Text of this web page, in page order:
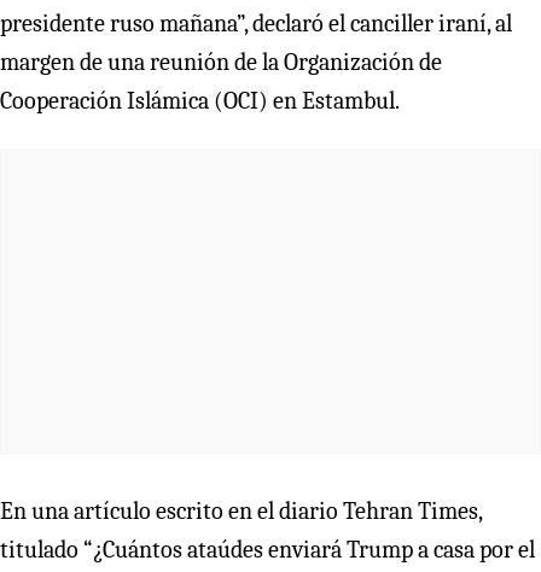
presidente ruso mañana”, declaró el canciller iraní, al
margen de una reunión de la Organización de
Cooperación Islámica (OCI) en Estambul.
En una artículo escrito en el diario Tehran Times,
titulado “¿Cuántos ataúdes enviará Trump a casa por el